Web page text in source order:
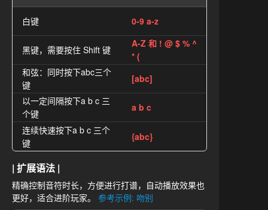
白键 0-9 a-z
黑键，需要按住 Shift 键
A-Z 和 ! @ $ % ^
* (
和弦：同时按下abc三个
键
[abc]
以一定间隔按下a b c 三
个键
a b c
连续快速按下a b c 三个
键
{abc}
| 扩展语法 |
精确控制音符时长，方便进行打谱，自动播放效果也
更好，适合进阶玩家。参考示例: 吻别